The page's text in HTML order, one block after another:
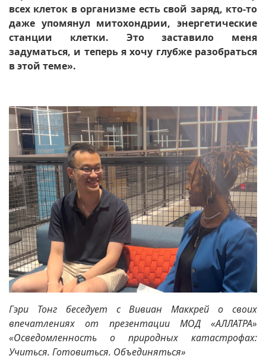
всех клеток в организме есть свой заряд, кто-то
даже упомянул митохондрии, энергетические
станции клетки. Это заставило меня
задуматься, и теперь я хочу глубже разобраться
в этой теме».
Гэри Тонг беседует с Вивиан Маккрей о своих
впечатлениях от презентации МОД «АЛЛАТРА»
«Осведомленность о природных катастрофах:
Учиться. Готовиться. Объединяться»